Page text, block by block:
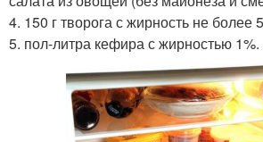
4. 150 г творога с жирность не более
5. пол-литра кефира с жирностью 1%.